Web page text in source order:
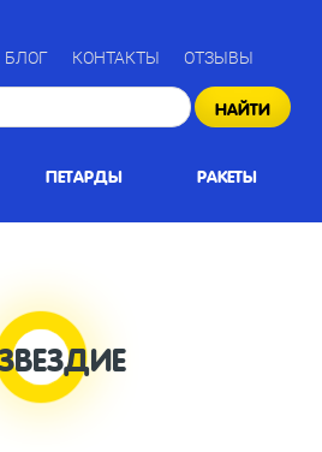
БЛОГ КОНТАКТЫ ОТЗЫВЫ
НАЙТИ
ПЕТАРДЫ РАКЕТЫ